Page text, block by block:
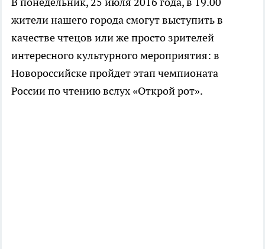
жители нашего города смогут выступить в
качестве чтецов или же просто зрителей
интересного культурного мероприятия: в
Новороссийске пройдет этап чемпионата
России по чтению вслух «Открой рот».